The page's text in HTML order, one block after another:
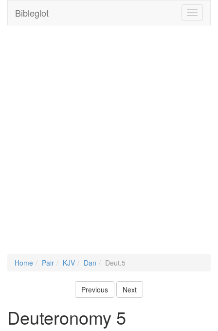
Toggle
Bibleglot
Home Pair KJV Dan Deut.5
Previous Next
Deuteronomy 5